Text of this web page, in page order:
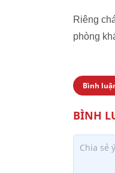
Riêng
phòng
Bình